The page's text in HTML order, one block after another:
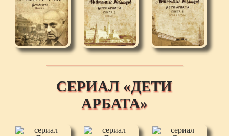
СЕРИАЛ «ДЕТИ
АРБАТА»